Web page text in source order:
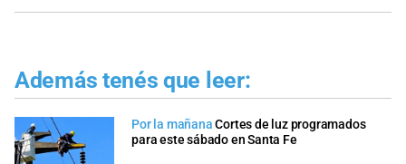
Además tenés que leer:
Por la mañana Cortes de luz programados
para este sábado en Santa Fe